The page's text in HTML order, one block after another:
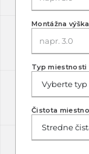
Montážna
Typ miestnosti
Čistota